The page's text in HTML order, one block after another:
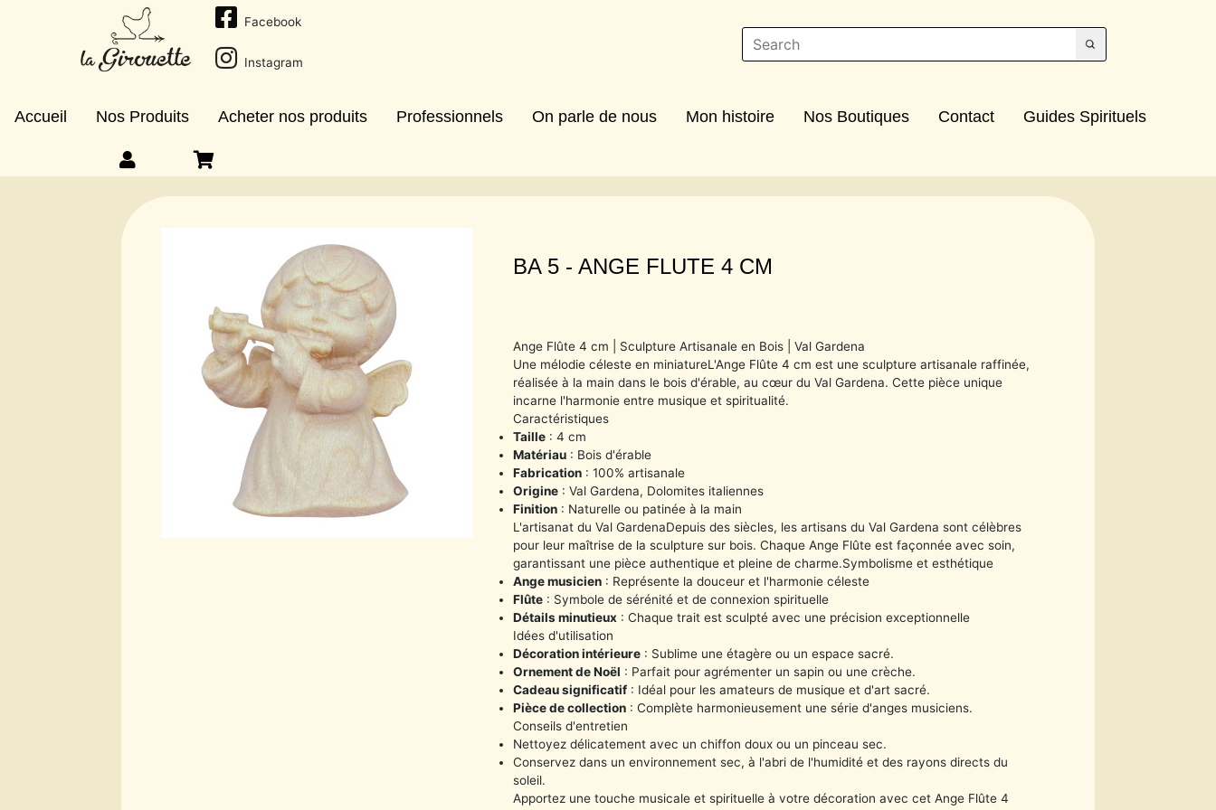
Facebook
Instagram
Accueil Nos Produits Acheter nos produits Professionnels On parle de nous Mon histoire Nos Boutiques Contact Guides Spirituels
BA 5 -ANGE FLUTE 4 CM
Ange Flûte 4 cm | Sculpture Artisanale en Bois | Val Gardena
Une mélodie céleste en miniatureL'Ange Flûte 4 cm est une sculpture artisanale raffinée,
réalisée à la main dans le bois d'érable, au cœur du Val Gardena. Cette pièce unique
incarne l'harmonie entre musique et spiritualité.
Caractéristiques
Taille : 4 cm
Matériau : Bois d'érable
Fabrication : 100% artisanale
Origine : Val Gardena, Dolomites italiennes
Finition : Naturelle ou patinée à la main
L'artisanat du Val GardenaDepuis des siècles, les artisans du Val Gardena sont célèbres
pour leur maîtrise de la sculpture sur bois. Chaque Ange Flûte est façonnée avec soin,
garantissant une pièce authentique et pleine de charme.Symbolisme et esthétique
Ange musicien : Représente la douceur et l'harmonie céleste
Flûte : Symbole de sérénité et de connexion spirituelle
Détails minutieux : Chaque trait est sculpté avec une précision exceptionnelle
Idées d'utilisation
Décoration intérieure : Sublime une étagère ou un espace sacré.
Ornement de Noël : Parfait pour agrémenter un sapin ou une crèche.
Cadeau significatif : Idéal pour les amateurs de musique et d'art sacré.
Pièce de collection : Complète harmonieusement une série d'anges musiciens.
Conseils d'entretien
Nettoyez délicatement avec un chiffon doux ou un pinceau sec.
Conservez dans un environnement sec, à l'abri de l'humidité et des rayons directs du
soleil.
Apportez une touche musicale et spirituelle à votre décoration avec cet Ange Flûte 4